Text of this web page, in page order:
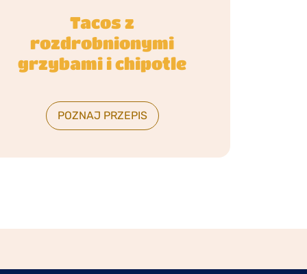
Tacos z
rozdrobnionymi
grzybami i chipotle
POZNAJ PRZEPIS